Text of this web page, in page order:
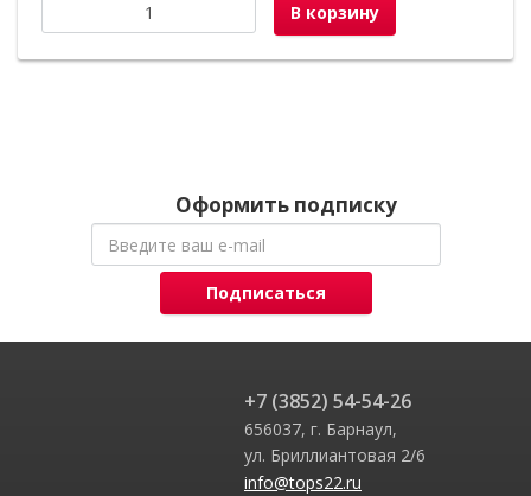
В корзину
Оформить подписку
Подписаться
+7 (3852) 54-54-26
656037, г. Барнаул,
ул. Бриллиантовая 2/6
info@tops22.ru